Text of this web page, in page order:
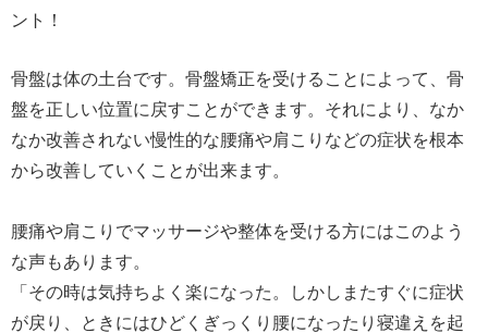
ント！
骨盤は体の土台です。骨盤矯正を受けることによって、骨
盤を正しい位置に戻すことができます。それにより、なか
なか改善されない慢性的な腰痛や肩こりなどの症状を根本
から改善していくことが出来ます。
腰痛や肩こりでマッサージや整体を受ける方にはこのよう
な声もあります。
「その時は気持ちよく楽になった。しかしまたすぐに症状
が戻り、ときにはひどくぎっくり腰になったり寝違えを起